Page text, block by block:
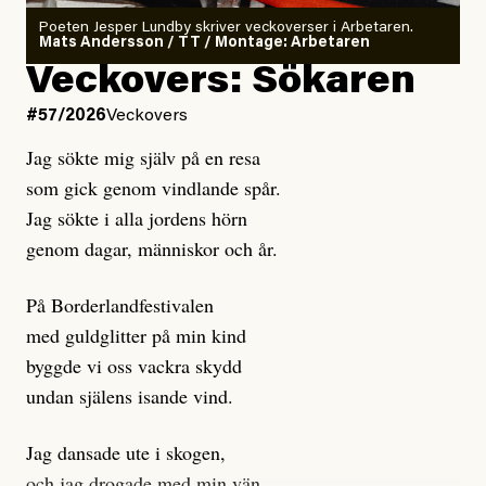
rekryteras och vad hon möter i den autonoma miljön.
Kuhn och Sassarinis-McGowan hävdar att
Dagens ETC arbetar med ”opålitliga källor” för att
klickbete är inte intressant för Dagens ETC.
Journalistiken är låst. En klatschig men korrekt rubrik
gör förhoppningsvis att en nyfiken beställer
prenumeration, men den avslutas sekunder senare om
dessa granskningar på olika källor, alltifrån domar till
en mängd intervjupersoner, inklusive generös
möjlighet att bemöta för såväl personen vars motiv att
engagera sig i Palestinarörelsen ifrågasätts som de
grupper där Säpo-resursen samlade in uppgifter.
Researchen är grundlig.
Poeten Jesper Lundby skriver veckoverser i Arbetaren.
Mats Andersson / TT / Montage: Arbetaren
Veckovers: Sökaren
#57/2026Veckovers
Jag sökte mig själv på en resa
som gick genom vindlande spår.
Jag sökte i alla jordens hörn
genom dagar, människor och år.
På Borderlandfestivalen
med guldglitter på min kind
byggde vi oss vackra skydd
undan själens isande vind.
Jag dansade ute i skogen,